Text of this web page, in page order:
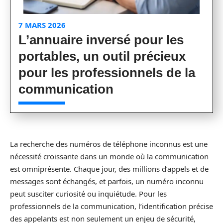
7 MARS 2026
L’annuaire inversé pour les
portables, un outil précieux
pour les professionnels de la
communication
La recherche des numéros de téléphone inconnus est une
nécessité croissante dans un monde où la communication
est omniprésente. Chaque jour, des millions d’appels et de
messages sont échangés, et parfois, un numéro inconnu
peut susciter curiosité ou inquiétude. Pour les
professionnels de la communication, l’identification précise
des appelants est non seulement un enjeu de sécurité,